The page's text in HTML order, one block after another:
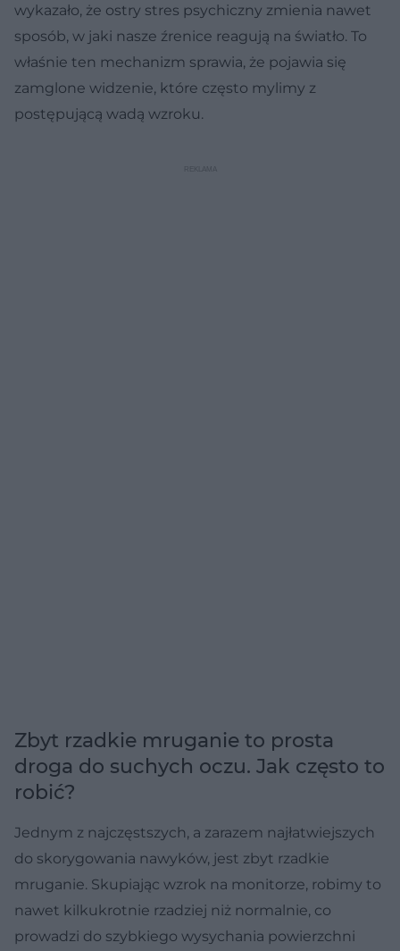
wykazało, że ostry stres psychiczny zmienia nawet
sposób, w jaki nasze źrenice reagują na światło. To
właśnie ten mechanizm sprawia, że pojawia się
zamglone widzenie, które często mylimy z
postępującą wadą wzroku.
Zbyt rzadkie mruganie to prosta
droga do suchych oczu. Jak często to
robić?
Jednym z najczęstszych, a zarazem najłatwiejszych
do skorygowania nawyków, jest zbyt rzadkie
mruganie. Skupiając wzrok na monitorze, robimy to
nawet kilkukrotnie rzadziej niż normalnie, co
prowadzi do szybkiego wysychania powierzchni